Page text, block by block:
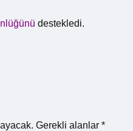
destekledi.
Gerekli alanlar *